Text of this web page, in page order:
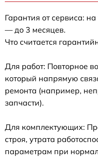
Гарантия от сервиса:
— до 3 месяцев.
Что считается
Для работ: Повторное
который напрямую
ремонта (например,
запчасти).
Для комплектующих:
строя, утрата
параметрам при